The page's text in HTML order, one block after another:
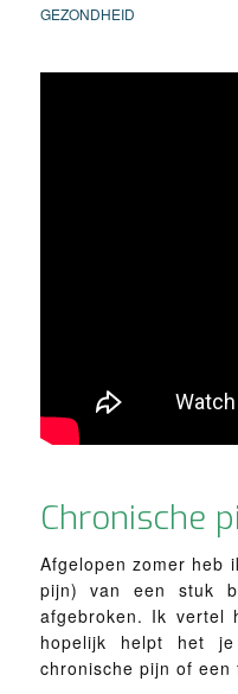
GEZONDHEID
Chronische
Afgelopen zomer heb
pijn) van een stuk
afgebroken. Ik vertel
hopelijk helpt het
chronische pijn of een